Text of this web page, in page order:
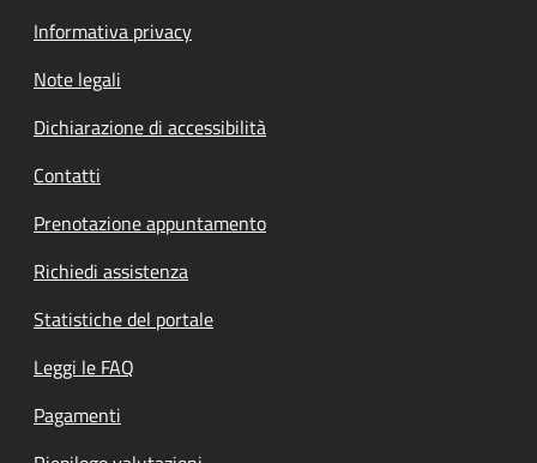
Informativa privacy
Note legali
Dichiarazione di accessibilità
Contatti
Prenotazione appuntamento
Richiedi assistenza
Statistiche del portale
Leggi le FAQ
Pagamenti